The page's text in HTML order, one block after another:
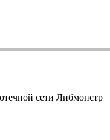
сети Либмонстр